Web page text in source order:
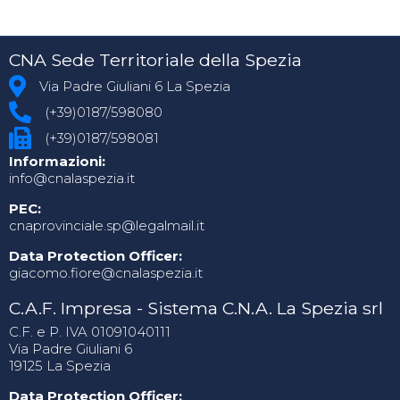
CNA Sede Territoriale della Spezia
Via Padre Giuliani 6 La Spezia
(+39)0187/598080
(+39)0187/598081
Informazioni:
info@cnalaspezia.it
PEC:
cnaprovinciale.sp@legalmail.it
Data Protection Officer:
giacomo.fiore@cnalaspezia.it
C.A.F. Impresa - Sistema C.N.A. La Spezia srl
C.F. e P. IVA 01091040111
Via Padre Giuliani 6
19125 La Spezia
Data Protection Officer: